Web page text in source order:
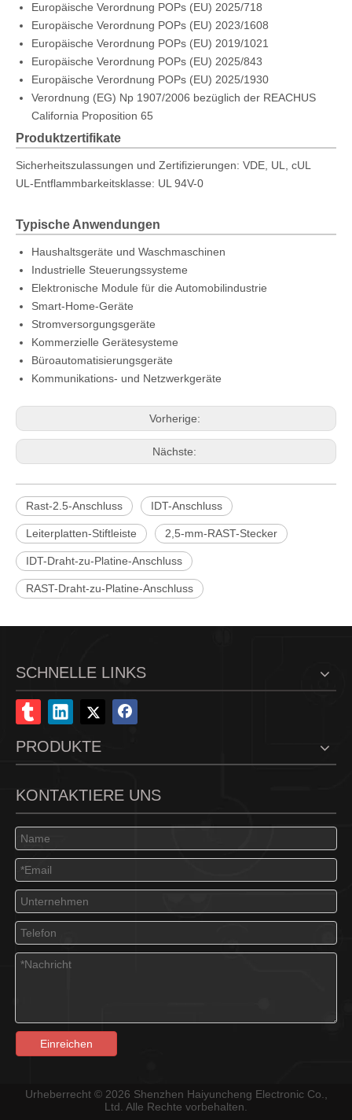
Europäische Verordnung POPs (EU) 2025/718
Europäische Verordnung POPs (EU) 2023/1608
Europäische Verordnung POPs (EU) 2019/1021
Europäische Verordnung POPs (EU) 2025/843
Europäische Verordnung POPs (EU) 2025/1930
Verordnung (EG) Np 1907/2006 bezüglich der REACHUS
California Proposition 65
Produktzertifikate
Sicherheitszulassungen und Zertifizierungen: VDE, UL, cUL
UL-Entflammbarkeitsklasse: UL 94V-0
Typische Anwendungen
Haushaltsgeräte und Waschmaschinen
Industrielle Steuerungssysteme
Elektronische Module für die Automobilindustrie
Smart-Home-Geräte
Stromversorgungsgeräte
Kommerzielle Gerätesysteme
Büroautomatisierungsgeräte
Kommunikations- und Netzwerkgeräte
Vorherige:
Nächste:
Rast-2.5-Anschluss IDT-Anschluss
Leiterplatten-Stiftleiste 2,5-mm-RAST-Stecker
IDT-Draht-zu-Platine-Anschluss
RAST-Draht-zu-Platine-Anschluss
SCHNELLE LINKS
PRODUKTE
KONTAKTIERE UNS
Einreichen
Urheberrecht © 2026 Shenzhen Haiyuncheng Electronic Co.,
Ltd. Alle Rechte vorbehalten.